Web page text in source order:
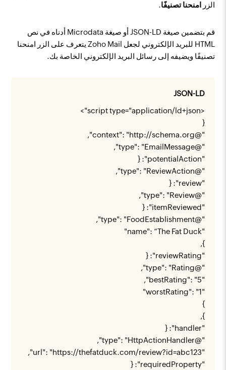
الزر
امنحنا تصنيفًا.
قم بتضمين صيغة JSON-LD أو صيغة Microdata أدناه في نص
HTML للبريد الإلكتروني لجعل Zoho Mail يتعرف على الزر امنحنا
تصنيفًا ويضيفه إلى رسائل البريد الإلكتروني الخاصة بك.
JSON-LD
<script type="application/ld+json">
{
"@context": "
http://schema.org
",
"@type": "EmailMessage",
"potentialAction": {
"@type": "ReviewAction",
"review": {
"@type": "Review",
"itemReviewed": {
"@type": "FoodEstablishment",
"name": “The Fat Duck"
},
"reviewRating": {
"@type": "Rating",
"bestRating": "5",
"worstRating": "1"
}
},
"handler": {
"@type": "HttpActionHandler",
"url": "
https://thefatduck.com/review?id=abc123
",
"requiredProperty": {